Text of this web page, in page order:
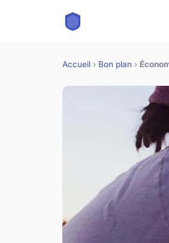
Accueil › Bon plan ›